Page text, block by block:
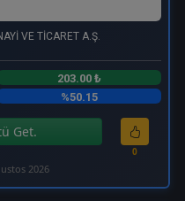
VE TİCARET A.Ş.
203.00 ₺
%50.15
Get.
0
2026